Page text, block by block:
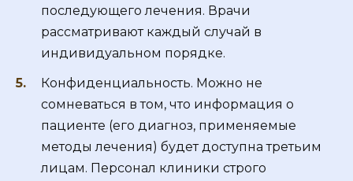
последующего лечения. Врачи
рассматривают каждый случай в
индивидуальном порядке.
Конфиденциальность. Можно не
сомневаться в том, что информация о
пациенте (его диагноз, применяемые
методы лечения) будет доступна третьим
лицам. Персонал клиники строго